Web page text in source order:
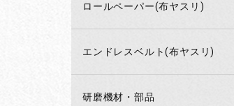
ロールペーパー(布ヤスリ)
エンドレスベルト(布ヤスリ)
研磨機材・部品